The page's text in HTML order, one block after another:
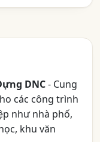
DNC- Cung
các công trình
như nhà phố,
khu văn